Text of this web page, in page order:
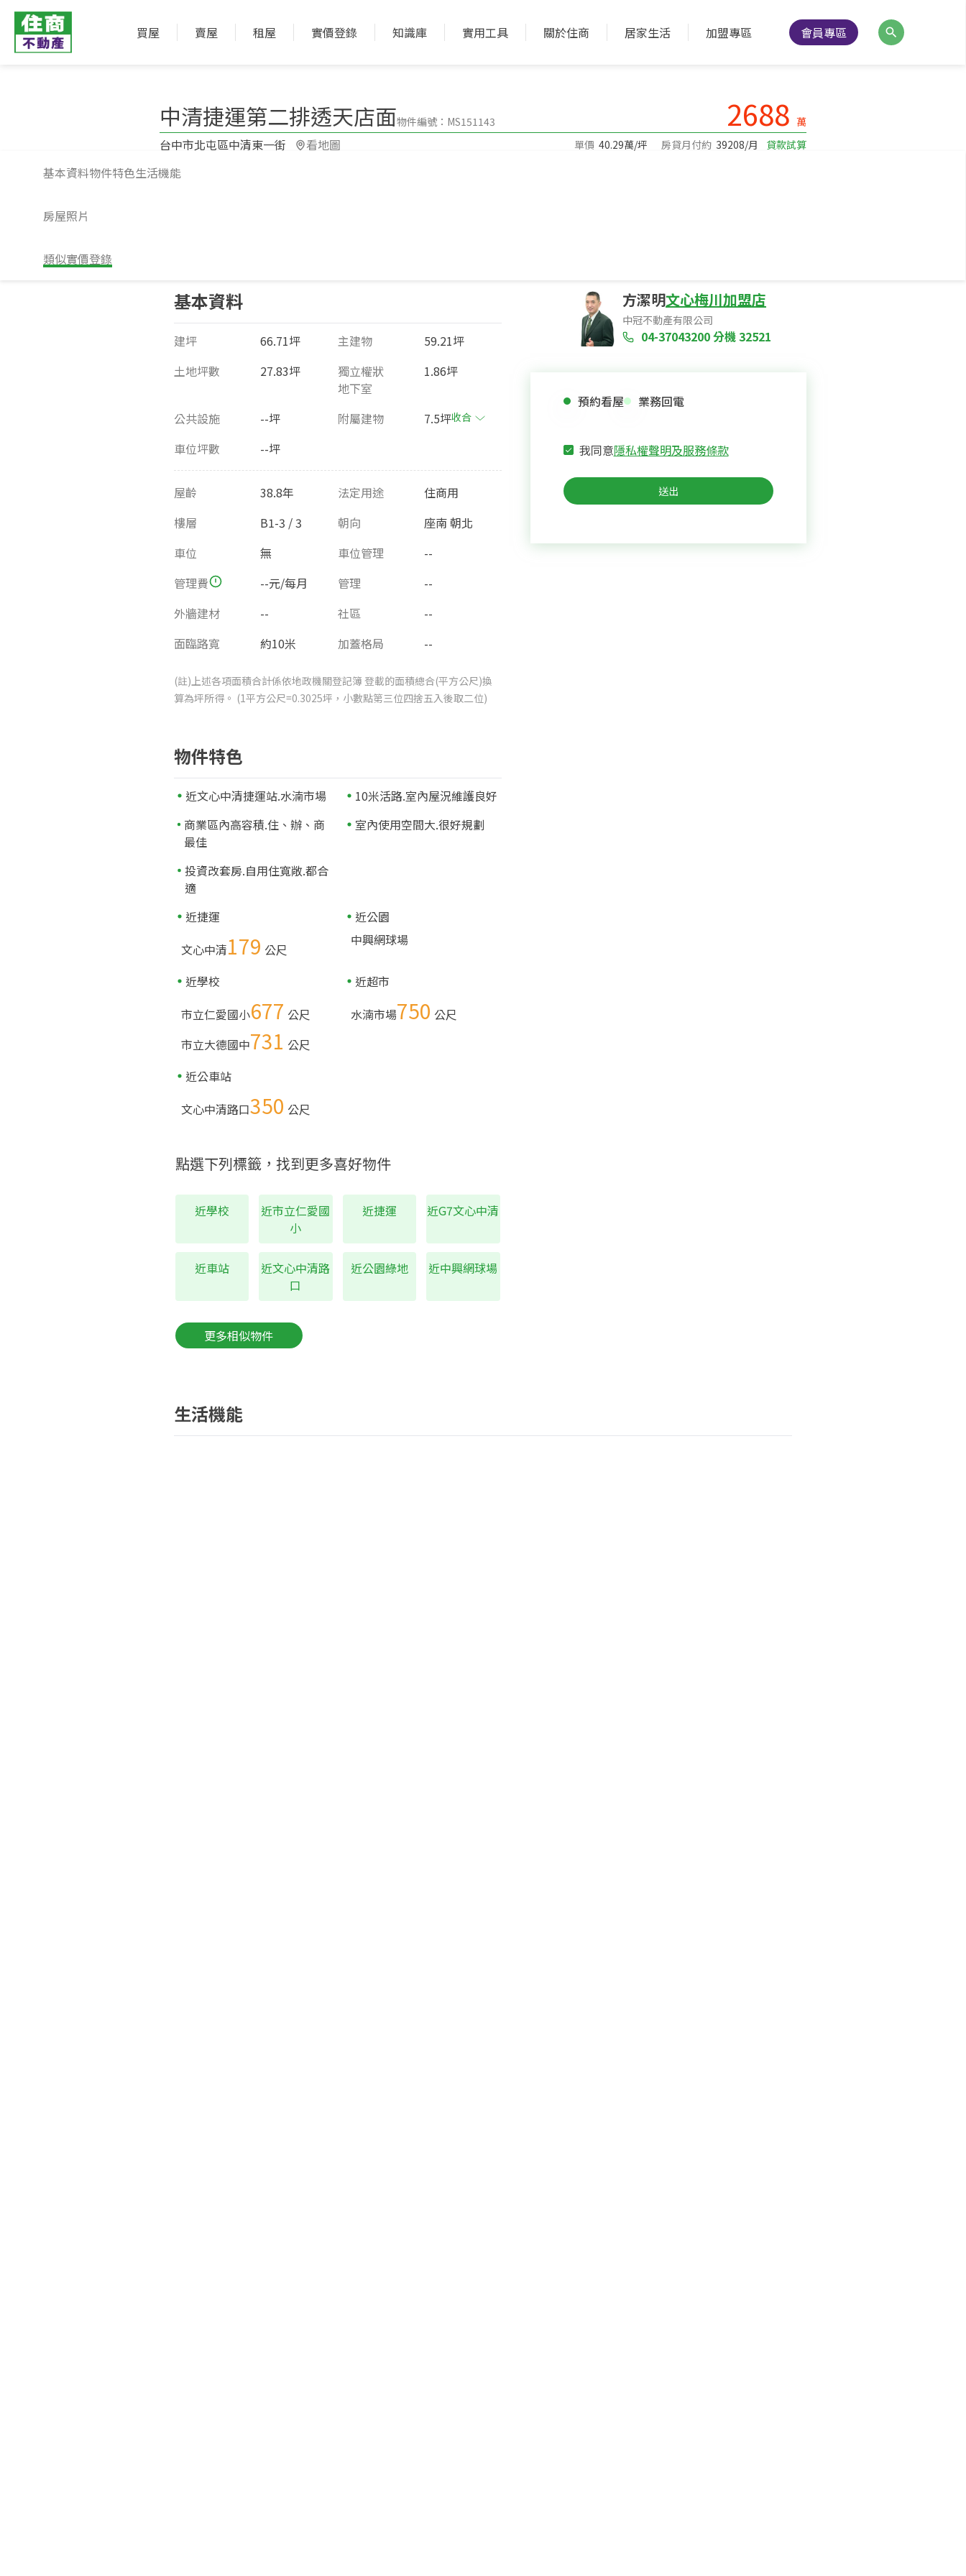
買屋 賣屋 租屋 實價登錄 知識庫 實用工具 關於住商 居家生活 加盟專區 會員專區
基本資料物件特色生活機能
房屋照片
類似實價登錄
中清捷運第二排透天店面物件編號：MS151143 2688 萬
台中市北屯區中清東一街​ 看地圖 單價 40.29萬/坪 房貸月付約 39208/月 貸款試算
基本資料
建坪 66.71坪 主建物
59.21坪
土地坪數
27.83坪
獨立權狀
地下室
1.86坪
公共設施 --坪 附屬建物 7.5坪收合
車位坪數 --坪
屋齡 38.8年 法定用途
住商用
樓層
B1-3 / 3 朝向
座南 朝北
車位
無 車位管理
--
管理費
--元/每月 管理
--
外牆建材
-- 社區
--
面臨路寬
約10米 加蓋格局 --
(註)上述各項面積合計係依地政機關登記簿 登載的面積總合(平方公尺)換
算為坪所得。 (1平方公尺=0.3025坪，小數點第三位四捨五入後取二位)
物件特色
近文心中清捷運站.水湳市場
10米活路.室內屋況維護良好
商業區內高容積.住、辦、商
最佳
室內使用空間大.很好規劃
投資改套房.自用住寬敞.都合
適
近捷運
文心中清179 公尺
近公園
中興網球場
近學校
市立仁愛國小677 公尺
市立大德國中731 公尺
近超市
水湳市場750 公尺
近公車站
文心中清路口350 公尺
點選下列標籤，找到更多喜好物件
近學校
近市立仁愛國
小
近捷運 近G7文心中清
近車站
近文心中清路
口
近公園綠地 近中興網球場
更多相似物件
方潔明文心梅川加盟店
中冠不動產有限公司
04-37043200分機 32521
預約看屋 業務回電
我同意隱私權聲明及服務條款
送出
生活機能